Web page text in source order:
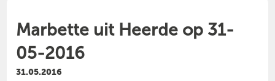
Marbette uit Heerde op 31-
05-2016
31.05.2016